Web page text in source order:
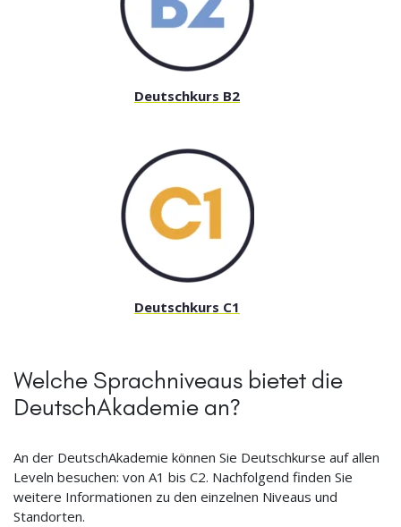
Deutschkurs B2
Deutschkurs C1
Welche Sprachniveaus bietet die
DeutschAkademie an?
An der DeutschAkademie können Sie Deutschkurse auf allen
Leveln besuchen: von A1 bis C2. Nachfolgend finden Sie
weitere Informationen zu den einzelnen Niveaus und
Standorten.